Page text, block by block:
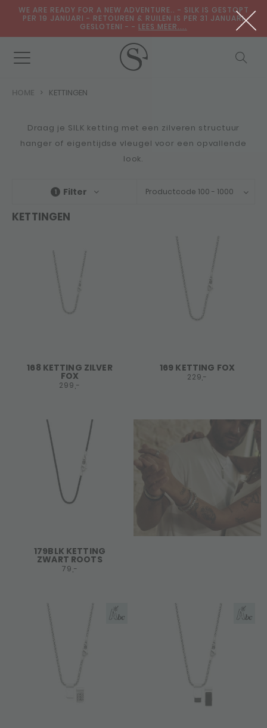
WE ARE READY FOR A NEW ADVENTURE.. - SILK IS GESTOPT
PER 19 JANUARI - RETOUREN & RUILEN IS PER 31 JANUARI
GESLOTENI - - LEES MEER....
HOME KETTINGEN
Draag je SILK ketting met een zilveren structuur
hanger of eigentijdse vleugel voor een opvallende
look.
1 Filter Productcode 100 - 1000
KETTINGEN
168 KETTING ZILVER
FOX
299,-
169 KETTING FOX
229,-
179BLK KETTING
ZWART ROOTS
79,-